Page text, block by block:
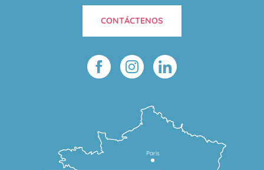
CONTÁCTENOS
Paris